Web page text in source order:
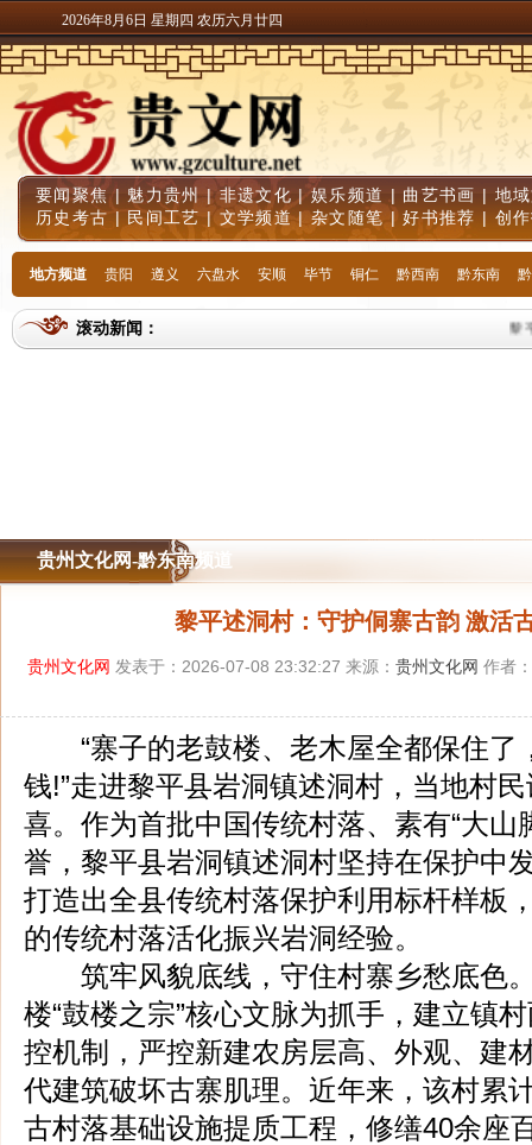
2026年8月6日 星期四 农历六月廿四
要闻聚焦| 魅力贵州|非遗文化 |娱乐频道 | 曲艺书画 | 地
历史考古 | 民间工艺 |文学频道|杂文随笔 |好书推荐 | 创
地方频道 贵阳 遵义 六盘水 安顺 毕节 铜仁 黔西南 黔东南
滚动新闻： 黎
贵州文化网-黔东南频道
黎平述洞村：守护侗寨古韵 激活
贵州文化网 发表于：2026-07-08 23:32:27 来源： 贵州文化网 作者
“寨子的老鼓楼、老木屋全都保住了
钱!”走进黎平县岩洞镇述洞村，当地村
喜。作为首批中国传统村落、素有“大山
誉，黎平县岩洞镇述洞村坚持在保护中
打造出全县传统村落保护利用标杆样板
的传统村落活化振兴岩洞经验。
筑牢风貌底线，守住村寨乡愁底色
楼“鼓楼之宗”核心文脉为抓手，建立镇
控机制，严控新建农房层高、外观、建
代建筑破坏古寨肌理。近年来，该村累
古村落基础设施提质工程，修缮40余座